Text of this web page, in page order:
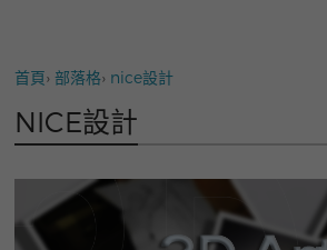
首頁› 部落格› nice設計
NICE設計